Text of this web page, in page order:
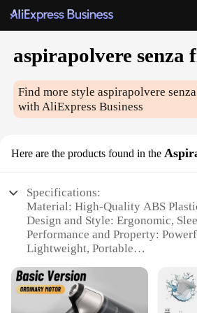
aspirapolvere senza
Find more styleaspirapolvere
with AliExpress Business
Here are the products found in the
Specifications:
Material: High-Quality ABS
Design and Style: Ergonomic,
Performance and Property:
Lightweight, Portable
and Office
Shape or Size or Weight or
Easy to Handle